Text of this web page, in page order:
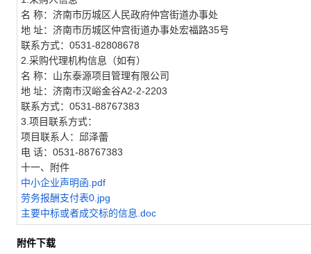
名 称：济南市历城区人民政府仲宫街道办事处
地 址：济南市历城区仲宫街道办事处宏福路35号
联系方式：0531-82808678
2.采购代理机构信息（如有）
名 称：山东泰源项目管理有限公司
地 址：济南市汉峪金谷A2-2-2203
联系方式：0531-88767383
3.项目联系方式：
项目联系人：邱泽蕾
电 话：0531-88767383
十一、附件
中小企业声明函.pdf
劳务报酬支付表0.jpg
主要中标或者成交标的信息.doc
附件下载